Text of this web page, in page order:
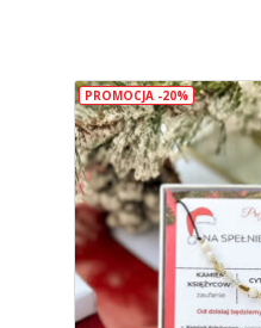
PROMOCJA -20%